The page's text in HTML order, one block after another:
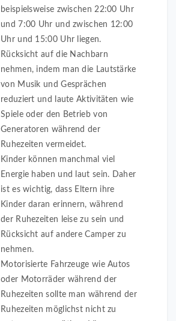
beispielsweise zwischen 22:00 Uhr
und 7:00 Uhr und zwischen 12:00
Uhr und 15:00 Uhr liegen.
Rücksicht auf die Nachbarn
nehmen, indem man die Lautstärke
von Musik und Gesprächen
reduziert und laute Aktivitäten wie
Spiele oder den Betrieb von
Generatoren während der
Ruhezeiten vermeidet.
Kinder können manchmal viel
Energie haben und laut sein. Daher
ist es wichtig, dass Eltern ihre
Kinder daran erinnern, während
der Ruhezeiten leise zu sein und
Rücksicht auf andere Camper zu
nehmen.
Motorisierte Fahrzeuge wie Autos
oder Motorräder während der
Ruhezeiten sollte man während der
Ruhezeiten möglichst nicht zu